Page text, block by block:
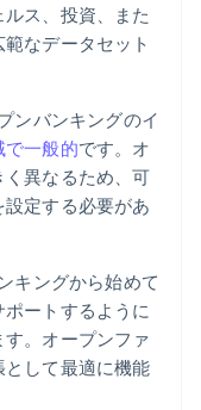
ス、投資、また
なデータセット
ンバンキングのイ
で一般的です。オ
異なるため、可
定する必要があ
キングから始めて
ートするように
。オープンファ
して最適に機能